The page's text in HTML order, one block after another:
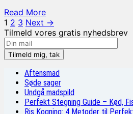
Read More
Indlægsinddeling
1 2 3 Next →
Tilmeld vores gratis nyhedsbrev
Aftensmad
Søde sager
Undgå madspild
Perfekt Stegning Guide – Kød,
Ris Kogning: 4 Metoder til